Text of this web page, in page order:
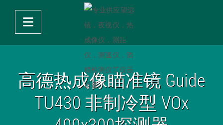
高德热成像瞄准镜 Guide
TU430 非制冷型 VOx